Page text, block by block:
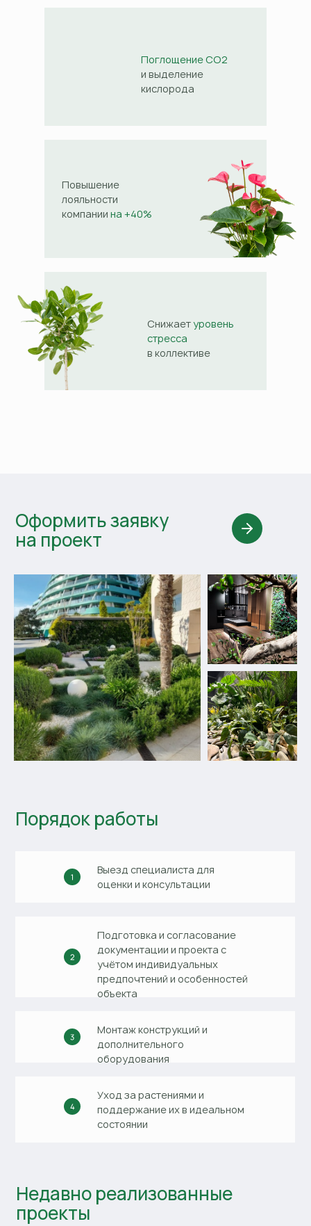
Поглощение CO2
и выделение
кислорода
Повышение
лояльности
компании на +40%
Снижаетуровень
стресса
в коллективе
Оформить заявку
на проект
Порядок работы
Выезд специалиста для
оценки и консультации
Подготовка и согласование
документации и проекта с
учётом индивидуальных
предпочтений и особенностей
объекта
Монтаж конструкций и
дополнительного
оборудования
Уход за растениями и
поддержание их в идеальном
состоянии
Недавно реализованные
проекты